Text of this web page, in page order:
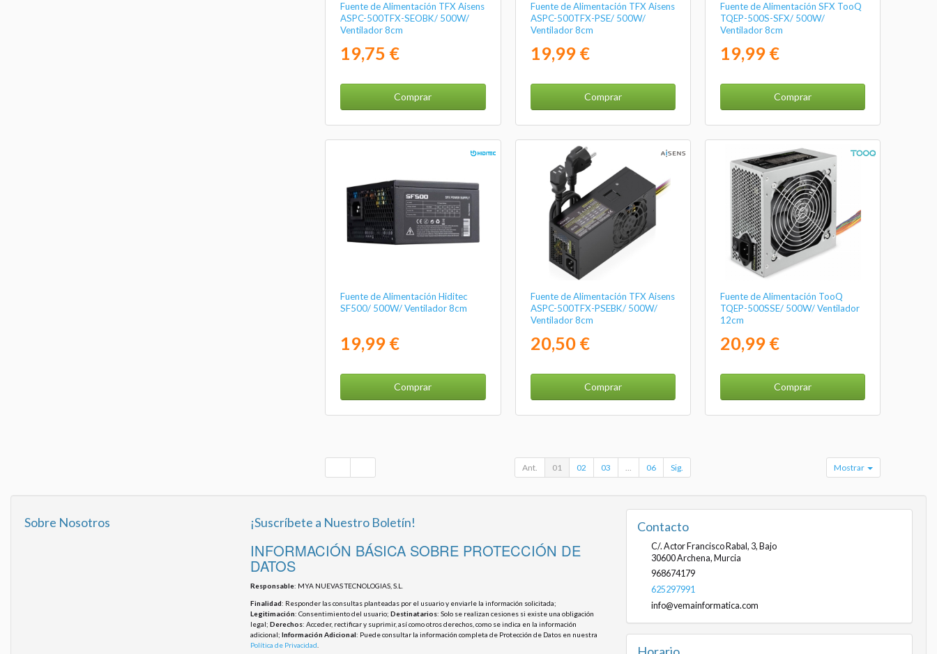
Fuente de Alimentación TFX Aisens
ASPC-500TFX-SEOBK/ 500W/
Ventilador 8cm
19,75 €
Comprar
Fuente de Alimentación TFX Aisens
ASPC-500TFX-PSE/ 500W/
Ventilador 8cm
19,99 €
Comprar
Fuente de Alimentación SFX TooQ
TQEP-500S-SFX/ 500W/
Ventilador 8cm
19,99 €
Comprar
Fuente de Alimentación Hiditec
SF500/ 500W/ Ventilador 8cm
19,99 €
Comprar
Fuente de Alimentación TFX Aisens
ASPC-500TFX-PSEBK/ 500W/
Ventilador 8cm
20,50 €
Comprar
Fuente de Alimentación TooQ
TQEP-500SSE/ 500W/ Ventilador
12cm
20,99 €
Comprar
Ant. 01 02 03 ... 06 Sig. Mostrar
Sobre Nosotros ¡Suscríbete a Nuestro Boletín!
INFORMACIÓN BÁSICA SOBRE PROTECCIÓN DE
DATOS
Responsable: MYA NUEVAS TECNOLOGIAS, S.L.
Finalidad: Responder las consultas planteadas por el usuario y enviarle la información solicitada;
Legitimación: Consentimiento del usuario; Destinatarios: Solo se realizan cesiones si existe una obligación
legal; Derechos: Acceder, rectificar y suprimir, así como otros derechos, como se indica en la información
adicional; Información Adicional: Puede consultar la información completa de Protección de Datos en nuestra
Política de Privacidad
Contacto
C/. Actor Francisco Rabal, 3, Bajo
30600Archena, Murcia
968674179
625297991
info@vemainformatica.com